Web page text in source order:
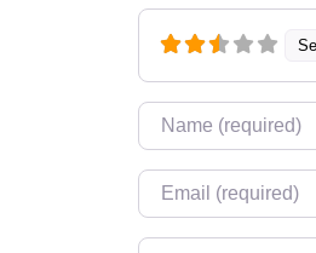
Name*
Email*